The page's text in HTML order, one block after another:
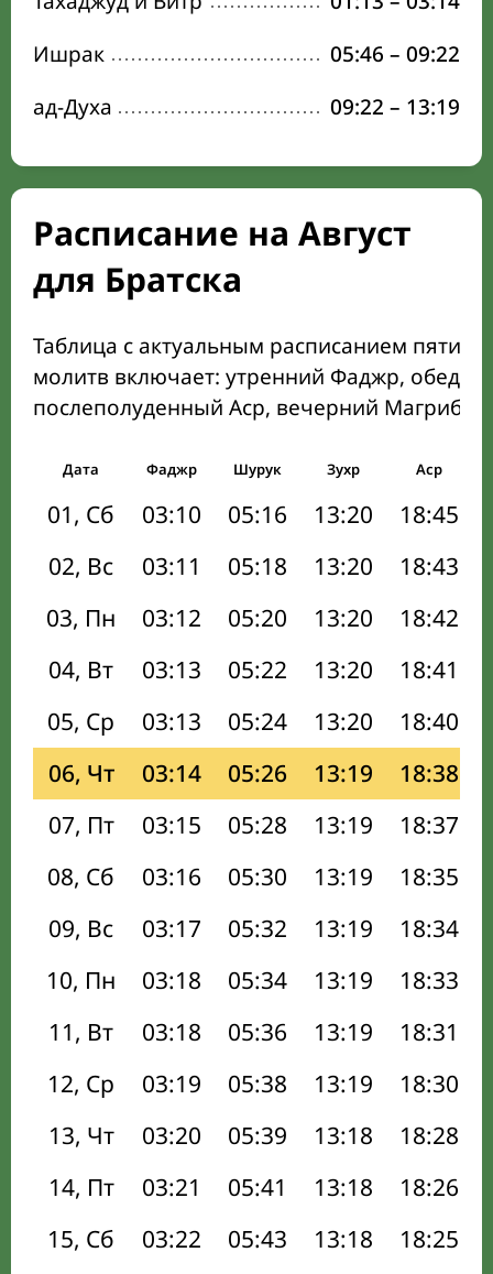
Ишрак
05:46 – 09:22
ад-Духа
09:22 – 13:19
Расписание на Август
для Братска
Таблица с актуальным расписанием пяти
молитв включает: утренний Фаджр,
послеполуденный Аср, вечерний Магриб
Дата Фаджр Шурук Зухр Аср
01, Сб 03:10 05:16 13:20 18:45
02, Вс
03:11 05:18 13:20 18:43
03, Пн
03:12 05:20 13:20 18:42
04, Вт
03:13 05:22 13:20 18:41
05, Ср
03:13 05:24 13:20 18:40
06, Чт
03:14 05:26 13:19 18:38
07, Пт
03:15 05:28 13:19 18:37
08, Сб
03:16 05:30 13:19 18:35
09, Вс
03:17 05:32 13:19 18:34
10, Пн
03:18 05:34 13:19 18:33
11, Вт
03:18 05:36 13:19 18:31
12, Ср
03:19 05:38 13:19 18:30
13, Чт
03:20 05:39 13:18 18:28
14, Пт
03:21 05:41 13:18 18:26
15, Сб
03:22 05:43 13:18 18:25